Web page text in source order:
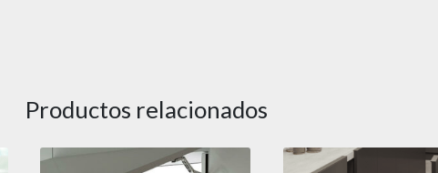
Productos relacionados